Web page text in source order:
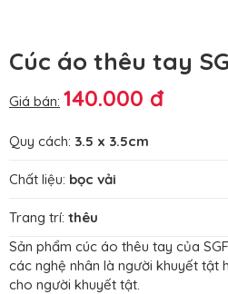
Cúc áo thêu tay
Giá bán: 140.000 đ
Quy cách: 3.5 x 3.5cm
Chất liệu: bọc vải
Trang trí: thêu
Sản phẩm cúc áo thêu tay của
các nghệ nhân là người khuyết tật
cho người khuyết tật.